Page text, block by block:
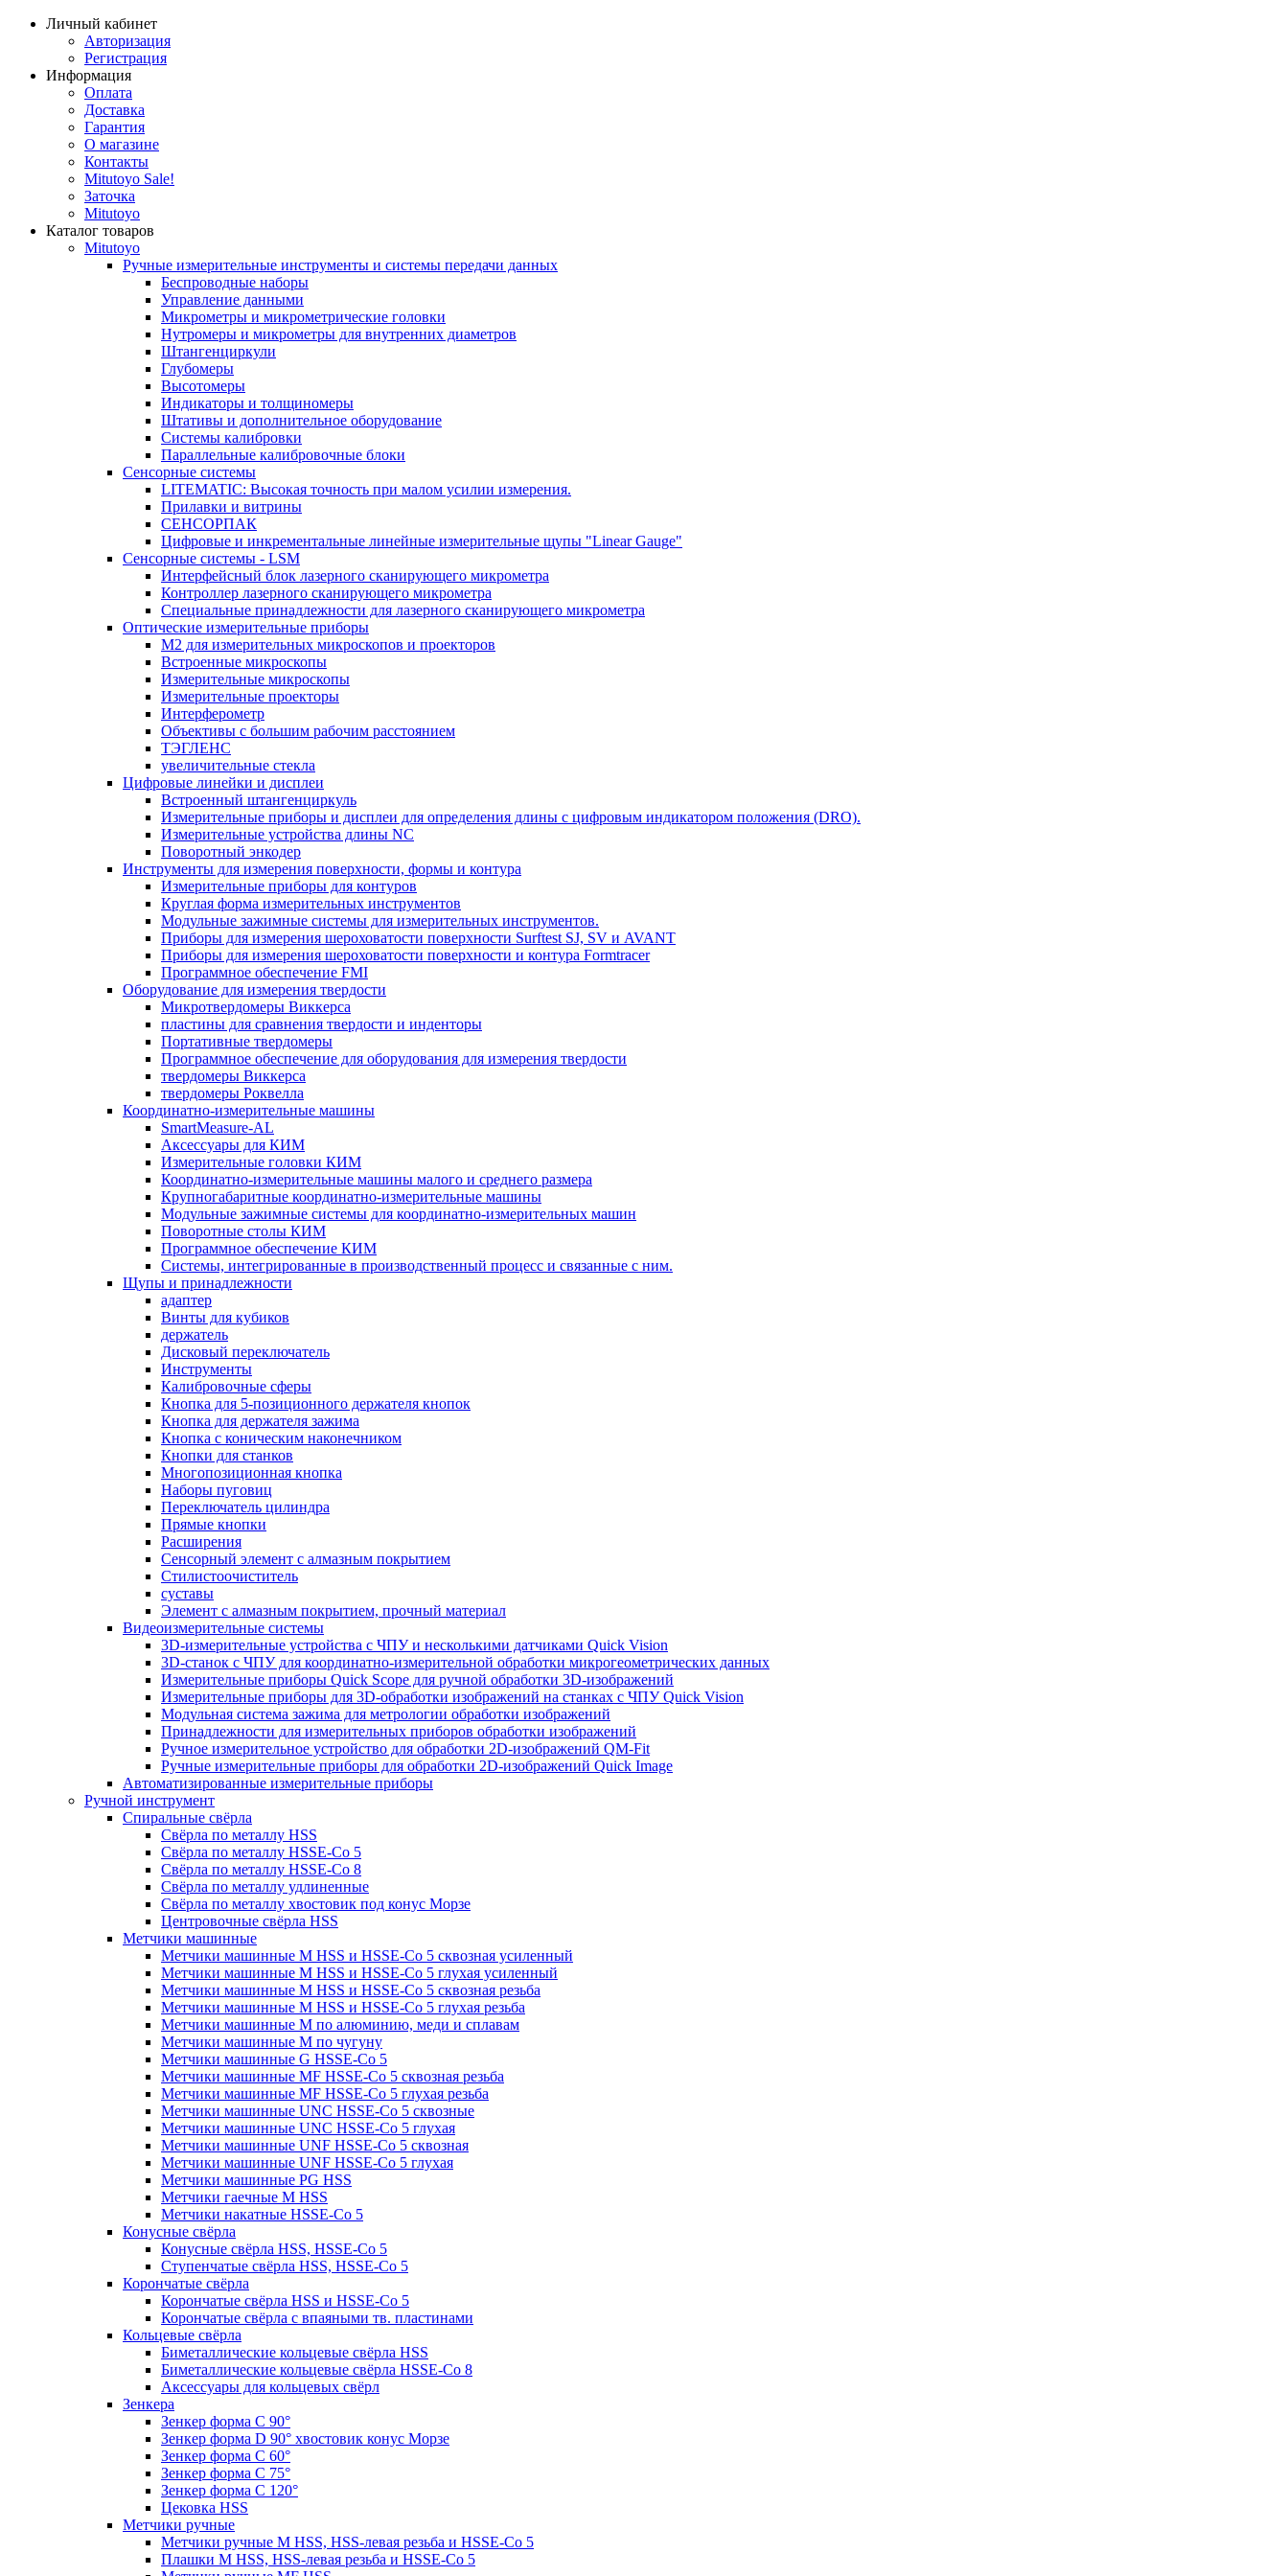
Личный кабинет
Авторизация
Регистрация
Информация
Оплата
Доставка
Гарантия
О магазине
Контакты
Mitutoyo Sale!
Заточка
Mitutoyo
Каталог товаров
Mitutoyo
Ручные измерительные инструменты и системы передачи данных
Беспроводные наборы
Управление данными
Микрометры и микрометрические головки
Нутромеры и микрометры для внутренних диаметров
Штангенциркули
Глубомеры
Высотомеры
Индикаторы и толщиномеры
Штативы и дополнительное оборудование
Системы калибровки
Параллельные калибровочные блоки
Сенсорные системы
LITEMATIC: Высокая точность при малом усилии измерения.
Прилавки и витрины
СЕНСОРПАК
Цифровые и инкрементальные линейные измерительные щупы "Linear Gauge"
Сенсорные системы - LSM
Интерфейсный блок лазерного сканирующего микрометра
Контроллер лазерного сканирующего микрометра
Специальные принадлежности для лазерного сканирующего микрометра
Оптические измерительные приборы
M2 для измерительных микроскопов и проекторов
Встроенные микроскопы
Измерительные микроскопы
Измерительные проекторы
Интерферометр
Объективы с большим рабочим расстоянием
ТЭГЛЕНС
увеличительные стекла
Цифровые линейки и дисплеи
Встроенный штангенциркуль
Измерительные приборы и дисплеи для определения длины с цифровым индикатором положения (DRO).
Измерительные устройства длины NC
Поворотный энкодер
Инструменты для измерения поверхности, формы и контура
Измерительные приборы для контуров
Круглая форма измерительных инструментов
Модульные зажимные системы для измерительных инструментов.
Приборы для измерения шероховатости поверхности Surftest SJ, SV и AVANT
Приборы для измерения шероховатости поверхности и контура Formtracer
Программное обеспечение FMI
Оборудование для измерения твердости
Микротвердомеры Виккерса
пластины для сравнения твердости и инденторы
Портативные твердомеры
Программное обеспечение для оборудования для измерения твердости
твердомеры Виккерса
твердомеры Роквелла
Координатно-измерительные машины
SmartMeasure-AL
Аксессуары для КИМ
Измерительные головки КИМ
Координатно-измерительные машины малого и среднего размера
Крупногабаритные координатно-измерительные машины
Модульные зажимные системы для координатно-измерительных машин
Поворотные столы КИМ
Программное обеспечение КИМ
Системы, интегрированные в производственный процесс и связанные с ним.
Щупы и принадлежности
адаптер
Винты для кубиков
держатель
Дисковый переключатель
Инструменты
Калибровочные сферы
Кнопка для 5-позиционного держателя кнопок
Кнопка для держателя зажима
Кнопка с коническим наконечником
Кнопки для станков
Многопозиционная кнопка
Наборы пуговиц
Переключатель цилиндра
Прямые кнопки
Расширения
Сенсорный элемент с алмазным покрытием
Стилистоочиститель
суставы
Элемент с алмазным покрытием, прочный материал
Видеоизмерительные системы
3D-измерительные устройства с ЧПУ и несколькими датчиками Quick Vision
3D-станок с ЧПУ для координатно-измерительной обработки микрогеометрических данных
Измерительные приборы Quick Scope для ручной обработки 3D-изображений
Измерительные приборы для 3D-обработки изображений на станках с ЧПУ Quick Vision
Модульная система зажима для метрологии обработки изображений
Принадлежности для измерительных приборов обработки изображений
Ручное измерительное устройство для обработки 2D-изображений QM-Fit
Ручные измерительные приборы для обработки 2D-изображений Quick Image
Автоматизированные измерительные приборы
Ручной инструмент
Спиральные свёрла
Свёрла по металлу HSS
Свёрла по металлу HSSE-Co 5
Свёрла по металлу HSSE-Co 8
Свёрла по металлу удлиненные
Свёрла по металлу хвостовик под конус Морзе
Центровочные свёрла HSS
Метчики машинные
Метчики машинные M HSS и HSSE-Co 5 сквозная усиленный
Метчики машинные M HSS и HSSE-Co 5 глухая усиленный
Метчики машинные M HSS и HSSE-Co 5 сквозная резьба
Метчики машинные M HSS и HSSE-Co 5 глухая резьба
Метчики машинные M по алюминию, меди и сплавам
Метчики машинные M по чугуну
Метчики машинные G HSSE-Co 5
Метчики машинные MF HSSE-Co 5 сквозная резьба
Метчики машинные MF HSSE-Co 5 глухая резьба
Метчики машинные UNC HSSE-Co 5 сквозные
Метчики машинные UNC HSSE-Co 5 глухая
Метчики машинные UNF HSSE-Co 5 сквозная
Метчики машинные UNF HSSE-Co 5 глухая
Метчики машинные PG HSS
Метчики гаечные M HSS
Метчики накатные HSSE-Co 5
Конусные свёрла
Конусные свёрла HSS, HSSE-Co 5
Ступенчатые свёрла HSS, HSSE-Co 5
Корончатые свёрла
Корончатые свёрла HSS и HSSE-Co 5
Корончатые свёрла с впаяными тв. пластинами
Кольцевые свёрла
Биметаллические кольцевые свёрла HSS
Биметаллические кольцевые свёрла HSSE-Co 8
Аксессуары для кольцевых свёрл
Зенкера
Зенкер форма С 90°
Зенкер форма D 90° хвостовик конус Морзе
Зенкер форма С 60°
Зенкер форма С 75°
Зенкер форма С 120°
Цековка HSS
Метчики ручные
Метчики ручные M HSS, HSS-левая резьба и HSSE-Co 5
Плашки M HSS, HSS-левая резьба и HSSE-Co 5